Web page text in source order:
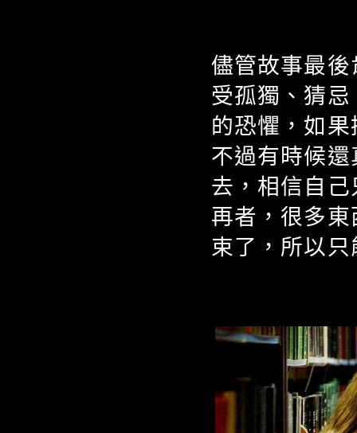
儘管故事最
受孤獨、猜
的恐懼，如
不過有時候
去，相信自
再者，很多
束了，所以